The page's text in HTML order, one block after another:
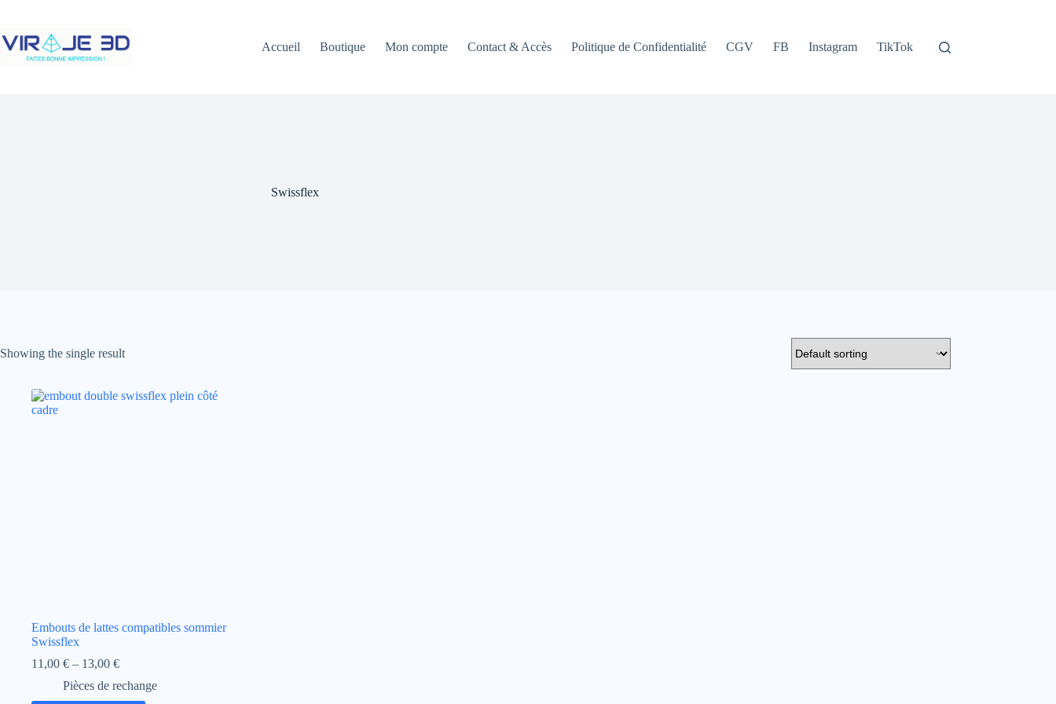
content
Accueil
Boutique Mon compte Contact & Accès Politique de Confidentialité CGV FB Instagram TikTok
Swissflex
Showing the single result
Embouts de lattes compatibles sommier
Swissflex
11,00 € – 13,00 €Price
11,00 €
Pièces de rechange